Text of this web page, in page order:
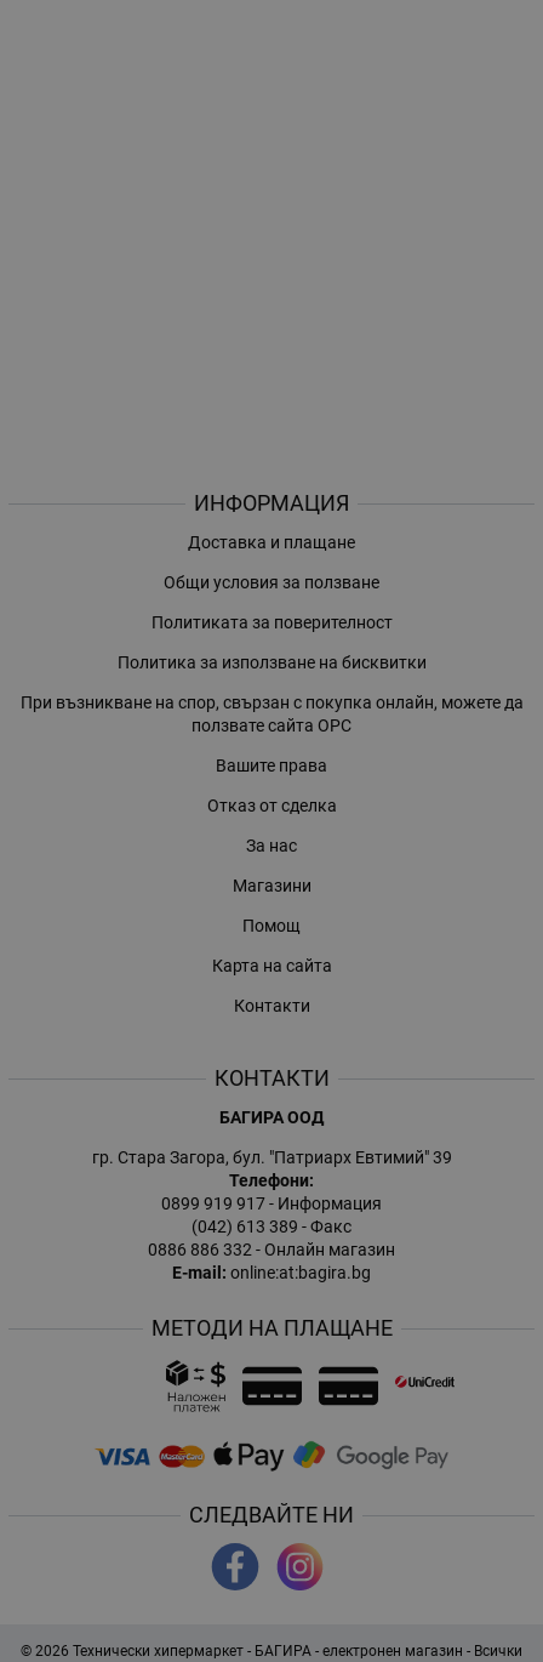
ИНФОРМАЦИЯ
Доставка и плащане
Общи условия за ползване
Политиката за поверителност
Политика за използване на бисквитки
При възникване на спор, свързан с покупка онлайн, можете да
ползвате сайта ОРС
Вашите права
Отказ от сделка
За нас
Магазини
Помощ
Карта на сайта
Контакти
КОНТАКТИ
БАГИРА ООД
гр. Стара Загора, бул. "Патриарх Евтимий" 39
Телефони:
0899 919 917- Информация
(042) 613 389 - Факс
0886 886 332- Онлайн магазин
E-mail: online:at:bagira.bg
МЕТОДИ НА ПЛАЩАНЕ
СЛЕДВАЙТЕ НИ
© 2026 Технически хипермаркет - БАГИРА - електронен магазин - Всички